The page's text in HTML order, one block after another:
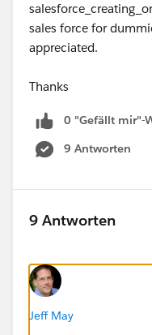
sales force for
appreciated.
Thanks
0 "Gefällt mir"-
9 Antworten
9 Antworten
Jeff May